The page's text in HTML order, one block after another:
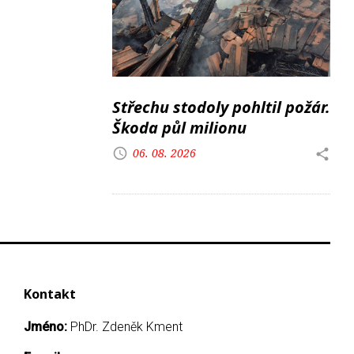
Střechu stodoly pohltil požár.
Škoda půl milionu
06. 08. 2026
Kontakt
Jméno: PhDr. Zdeněk Kment